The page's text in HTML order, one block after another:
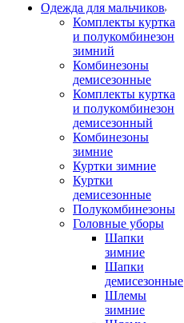
Одежда для мальчиков
Комплекты куртка
и полукомбинезон
зимний
Комбинезоны
демисезонные
Комплекты куртка
и полукомбинезон
демисезонный
Комбинезоны
зимние
Куртки зимние
Куртки
демисезонные
Полукомбинезоны
Головные уборы
Шапки
зимние
Шапки
демисезонные
Шлемы
зимние